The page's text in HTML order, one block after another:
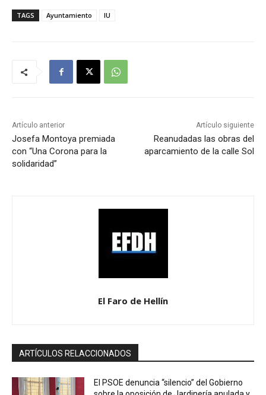
TAGS Ayuntamiento IU
Artículo anterior
Josefa Montoya premiada
con “Una Corona para la
solidaridad”
Artículo siguiente
Reanudadas las obras del
aparcamiento de la calle Sol
El Faro de Hellín
ARTÍCULOS RELACCIONADOS
El PSOE denuncia “silencio” del Gobierno